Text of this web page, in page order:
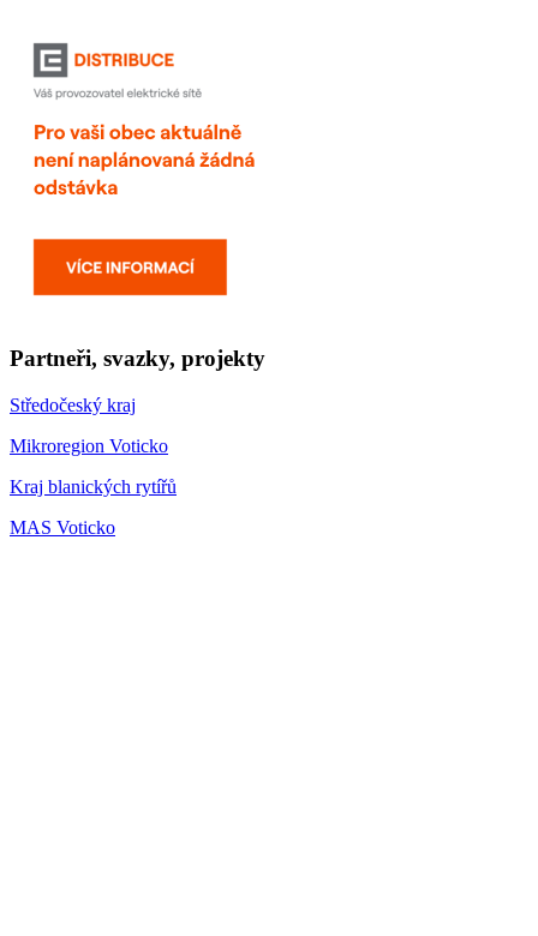
Partneři, svazky, projekty
Středočeský kraj
Mikroregion Voticko
Kraj blanických rytířů
MAS Voticko